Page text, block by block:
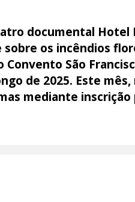
documental Hotel
os incêndios
Convento São
de 2025. Este
mediante inscrição